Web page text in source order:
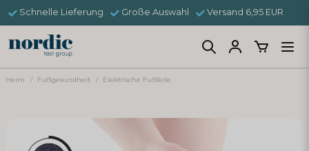
Schnelle Lieferung Große Auswahl Versand 6,95 EUR
Heim Fußgesundheit Elektrische Fußfeile